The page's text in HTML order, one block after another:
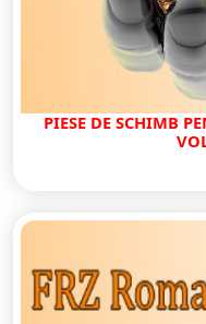
PIESE DE SCHIMB